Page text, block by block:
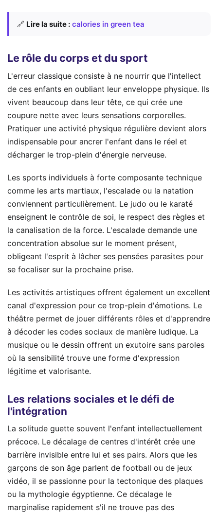
🔗 Lire la suite : calories in green tea
Le rôle du corps et du sport
L'erreur classique consiste à ne nourrir que l'intellect
de ces enfants en oubliant leur enveloppe physique. Ils
vivent beaucoup dans leur tête, ce qui crée une
coupure nette avec leurs sensations corporelles.
Pratiquer une activité physique régulière devient alors
indispensable pour ancrer l'enfant dans le réel et
décharger le trop-plein d'énergie nerveuse.
Les sports individuels à forte composante technique
comme les arts martiaux, l'escalade ou la natation
conviennent particulièrement. Le judo ou le karaté
enseignent le contrôle de soi, le respect des règles et
la canalisation de la force. L'escalade demande une
concentration absolue sur le moment présent,
obligeant l'esprit à lâcher ses pensées parasites pour
se focaliser sur la prochaine prise.
Les activités artistiques offrent également un excellent
canal d'expression pour ce trop-plein d'émotions. Le
théâtre permet de jouer différents rôles et d'apprendre
à décoder les codes sociaux de manière ludique. La
musique ou le dessin offrent un exutoire sans paroles
où la sensibilité trouve une forme d'expression
légitime et valorisante.
Les relations sociales et le défi de
l'intégration
La solitude guette souvent l'enfant intellectuellement
précoce. Le décalage de centres d'intérêt crée une
barrière invisible entre lui et ses pairs. Alors que les
garçons de son âge parlent de football ou de jeux
vidéo, il se passionne pour la tectonique des plaques
ou la mythologie égyptienne. Ce décalage le
marginalise rapidement s'il ne trouve pas des